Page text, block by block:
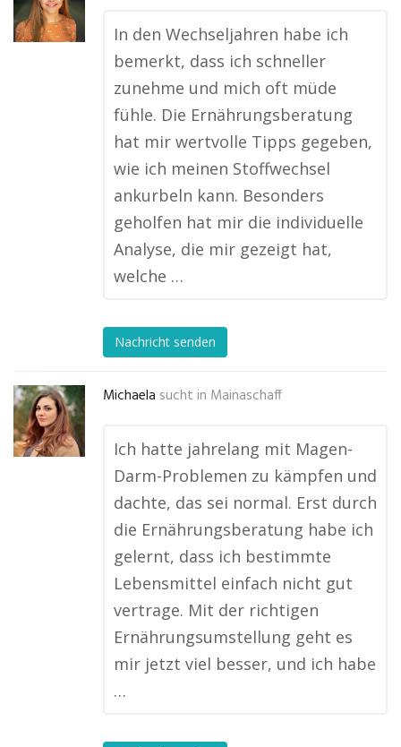
In den Wechseljahren habe ich
bemerkt, dass ich schneller
zunehme und mich oft müde
fühle. Die Ernährungsberatung
hat mir wertvolle Tipps gegeben,
wie ich meinen Stoffwechsel
ankurbeln kann. Besonders
geholfen hat mir die individuelle
Analyse, die mir gezeigt hat,
welche …
Nachricht senden
Michaela sucht in Mainaschaff
Ich hatte jahrelang mit Magen-
Darm-Problemen zu kämpfen und
dachte, das sei normal. Erst durch
die Ernährungsberatung habe ich
gelernt, dass ich bestimmte
Lebensmittel einfach nicht gut
vertrage. Mit der richtigen
Ernährungsumstellung geht es
mir jetzt viel besser, und ich habe
…